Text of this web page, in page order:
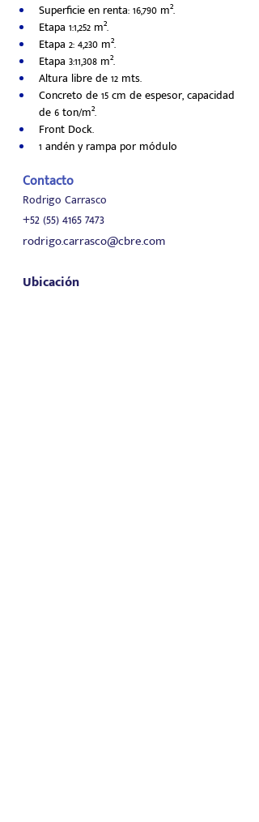
Superficie en renta: 16,790 m².
Etapa 1:1,252 m².
Etapa 2: 4,230 m².
Etapa 3:11,308 m².
Altura libre de 12 mts.
Concreto de 15 cm de espesor, capacidad
de 6 ton/m².
Front Dock.
1 andén y rampa por módulo
Contacto
Rodrigo Carrasco
+52 (55) 4165 7473
rodrigo.carrasco@cbre.com
Ubicación